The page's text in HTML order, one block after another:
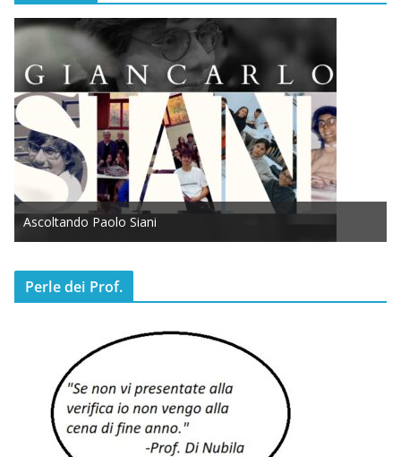
Ascoltando Paolo Siani
Perle dei Prof.